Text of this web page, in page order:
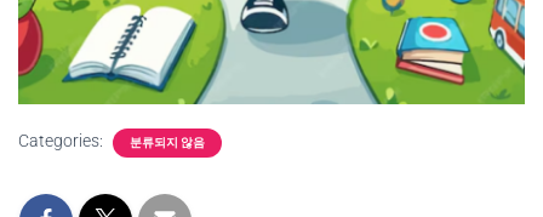
Categories: 분류되지 않음